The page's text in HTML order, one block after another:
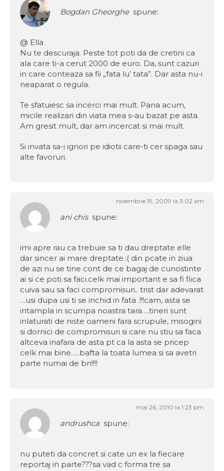
Bogdan Gheorghe spune:
@ Ella
Nu te descuraja. Peste tot poti da de cretini ca
ala care ti-a cerut 2000 de euro. Da, sunt cazuri
in care conteaza sa fii „fata lu’ tata”. Dar asta nu-i
neaparat o regula.
Te sfatuiesc sa incerci mai mult. Pana acum,
micile realizari din viata mea s-au bazat pe asta.
Am gresit mult, dar am incercat si mai mult.
Si invata sa-i ignori pe idiotii care-ti cer spaga sau
alte favoruri.
ani chis spune:
noiembrie 19, 2009 la 3:02 am
imi apre rau ca trebuie sa ti dau dreptate elle
dar sincer ai mare dreptate.:( din pcate in ziua
de azi nu se tine cont de ce bagaj de cunostinte
ai si ce poti sa faci.celk mai important e sa fi fiica
cuiva sau sa faci compromisuri.. trist dar adevarat
…usi dupa usi ti se inchid in fata .!!!cam, asta se
intampla in scumpa noastra tara….tineri sunt
inlaturati de niste oameni fara scrupule, misogini
si dornici de compromisuri si care nu stiu sa faca
altceva inafara de asta pt ca la asta se pricep
celk mai bine…..bafta la toata lumea si sa avetri
parte numai de bn!!!!
andrushca spune:
mai 26, 2010 la 1:23 pm
nu puteti da concret si cate un ex la fiecare
reportaj in parte???sa vad c forma tre sa